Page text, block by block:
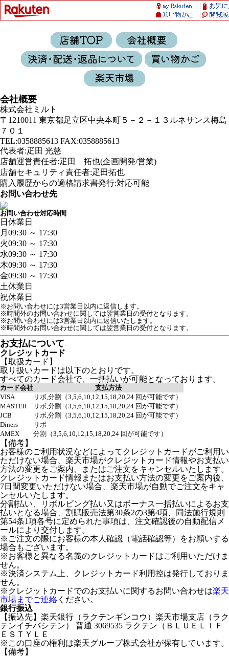
会社概要
株式会社ミルト
〒1210011 東京都足立区中央本町５－２－１３ルネサンス梅島
７０１
TEL:0358885613 FAX:0358885613
代表者:疋田 光慈
店舗運営責任者:疋田 拓也(企画開発/営業)
店舗セキュリティ責任者:疋田拓也
購入履歴からの適格請求書発行:対応可能
お問い合わせ先
お問い合わせ対応時間
日 休業日
月 09:30 ～ 17:30
火09:30 ～ 17:30
水09:30 ～ 17:30
木09:30 ～ 17:30
金09:30 ～ 17:30
土休業日
祝休業日
※お問い合わせには3営業日以内に返信します。
※時間外のお問い合わせに関しては翌営業日の受付となります。
※お問い合わせには3営業日以内に返信いたします。
お支払について
クレジットカード
【取扱カード】
取り扱いカードは以下のとおりです。
すべてのカード会社で、一括払いが可能となっております。
カード会社
支払方法
VISA
リボ,分割（3,5,6,10,12,15,18,20,24 回が可能です）
MASTER
リボ,分割（3,5,6,10,12,15,18,20,24 回が可能です）
JCB
リボ,分割（3,5,6,10,12,15,18,20,24 回が可能です）
Diners
リボ
AMEX
分割（3,5,6,10,12,15,18,20,24 回が可能です）
【備考】
お客様のご利用状況などによってクレジットカードがご利用い
ただけない場合、楽天市場がクレジットカード情報やお支払い
方法の変更をご案内、またはご注文をキャンセルいたします。
クレジットカード情報またはお支払い方法の変更をご案内後、
7日間変更いただけない場合、楽天市場が自動でご注文をキャ
ンセルいたします。
分割払い、リボルビング払い又はボーナス一括払いによるお支
払いとなる場合、割賦販売法第30条2の3第4項、同法施行規則
第54条1項各号に定められた事項は、注文確認後の自動配信メ
ールにより交付します。
※ご注文の際にお客様の本人確認（電話確認等）をお願いする
場合もございます。
※お客様と異なる名義のクレジットカードはご利用いただけま
せん。
※決済システム上、クレジットカード利用控は発行しておりま
せん。
※クレジットカードでのお支払いに関するお問い合わせは楽天
市場までご連絡 ください。
銀行振込
【振込先】楽天銀行（ラクテンギンコウ）楽天市場支店（ラク
テンイチバシテン） 普通 3069535 ラクテン（ＢＬＵＥＬＩＦ
ＥＳＴＹＬＥ
※この口座の権利は楽天グループ株式会社が保有しています。
【備考】